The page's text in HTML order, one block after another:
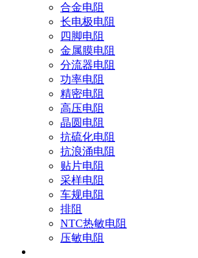
合金电阻
长电极电阻
四脚电阻
金属膜电阻
分流器电阻
功率电阻
精密电阻
高压电阻
晶圆电阻
抗硫化电阻
抗浪涌电阻
贴片电阻
采样电阻
车规电阻
排阻
NTC热敏电阻
压敏电阻